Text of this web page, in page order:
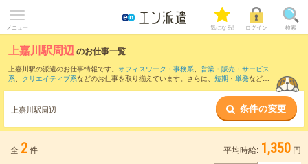
メニュー 気になる! ログイン 検索
上嘉川駅周辺のお仕事一覧
上嘉川駅の派遣のお仕事情報です。 オフィスワーク・事務系、 営業・販売・サービス
系、 クリエイティブ系などのお仕事を取り揃えています。さらに、 短期 ・ 単発などの
また、本由良駅
など近隣駅のお仕事もご確認
いただけます。
上嘉川駅周辺 条件の変更
全 2件 平均時給: 1,350 円